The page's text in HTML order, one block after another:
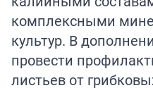
комплексными
культур. В
провести
листьев от